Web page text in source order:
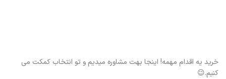
خرید یه اقدام مهمه! اینجا بهت مشاوره میدیم و تو انتخاب کمکت می
کنیم.😉